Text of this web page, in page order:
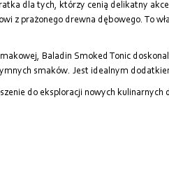
dla tych, którzy cenią delikatny
z prażonego drewna dębowego. To
Baladin Smoked Tonic
smaków. Jest idealnym
do eksploracji nowych